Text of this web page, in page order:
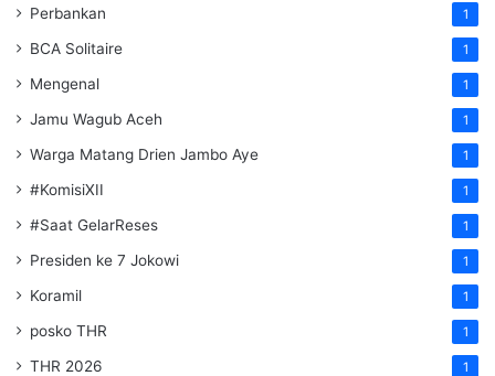
Perbankan 1
BCA Solitaire 1
Mengenal 1
Jamu Wagub Aceh 1
Warga Matang Drien Jambo Aye 1
#KomisiXII 1
#Saat GelarReses 1
Presiden ke 7 Jokowi 1
Koramil 1
posko THR 1
THR 2026 1